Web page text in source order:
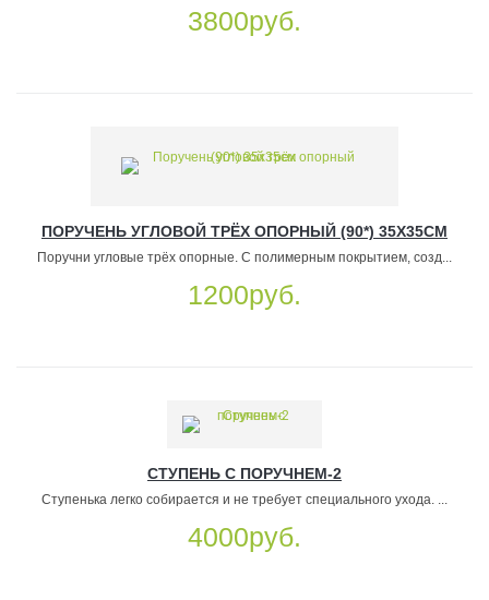
3800руб.
ПОРУЧЕНЬ УГЛОВОЙ ТРЁХ ОПОРНЫЙ (90*) 35Х35СМ
Поручни угловые трёх опорные. C полимерным покрытием, созд...
1200руб.
СТУПЕНЬ С ПОРУЧНЕМ-2
Ступенька легко собирается и не требует специального ухода. ...
4000руб.